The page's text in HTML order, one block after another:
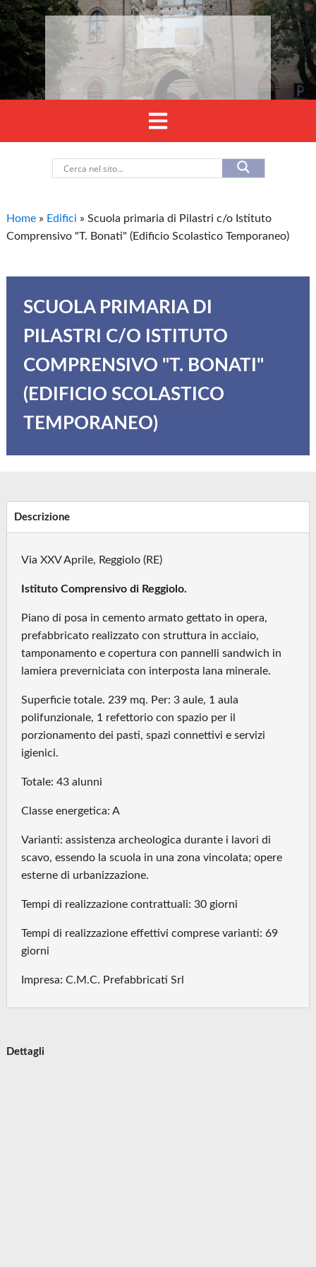
Home » Edifici »Scuola primaria di Pilastri c/o Istituto
Comprensivo "T. Bonati" (Edificio Scolastico Temporaneo)
SCUOLA PRIMARIA DI
PILASTRI C/O ISTITUTO
COMPRENSIVO "T. BONATI"
(EDIFICIO SCOLASTICO
TEMPORANEO)
Descrizione
Via XXV Aprile, Reggiolo (RE)
Istituto Comprensivo di Reggiolo.
Piano di posa in cemento armato gettato in opera,
prefabbricato realizzato con struttura in acciaio,
tamponamento e copertura con pannelli sandwich in
lamiera preverniciata con interposta lana minerale.
Superficie totale. 239 mq. Per: 3 aule, 1 aula
polifunzionale, 1 refettorio con spazio per il
porzionamento dei pasti, spazi connettivi e servizi
igienici.
Totale: 43 alunni
Classe energetica: A
Varianti: assistenza archeologica durante i lavori di
scavo, essendo la scuola in una zona vincolata; opere
esterne di urbanizzazione.
Tempi di realizzazione contrattuali: 30 giorni
Tempi di realizzazione effettivi comprese varianti: 69
giorni
Impresa: C.M.C. Prefabbricati Srl
Dettagli